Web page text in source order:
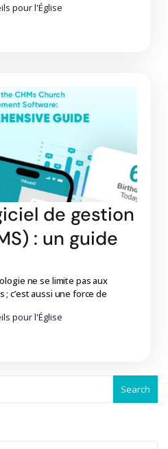
pour l'Église
de gestion
: un guide
ne se limite pas aux
c’est aussi une force de
pour l'Église
Search